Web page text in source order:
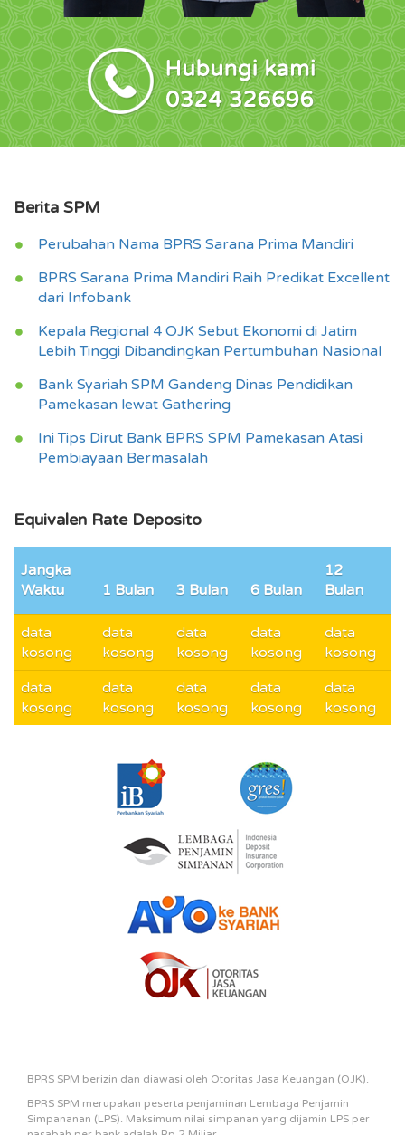
Berita SPM
Perubahan Nama BPRS Sarana Prima Mandiri
BPRS Sarana Prima Mandiri Raih Predikat Excellent
dari Infobank
Kepala Regional 4 OJK Sebut Ekonomi di Jatim
Lebih Tinggi Dibandingkan Pertumbuhan Nasional
Bank Syariah SPM Gandeng Dinas Pendidikan
Pamekasan lewat Gathering
Ini Tips Dirut Bank BPRS SPM Pamekasan Atasi
Pembiayaan Bermasalah
Equivalen Rate Deposito
Jangka
Waktu
1 Bulan 3 Bulan 6 Bulan
12
Bulan
data
kosong
data
kosong
data
kosong
data
kosong
data
kosong
data
kosong
data
kosong
data
kosong
data
kosong
data
kosong
BPRS SPM berizin dan diawasi oleh Otoritas Jasa Keuangan (OJK).
BPRS SPM merupakan peserta penjaminan Lembaga Penjamin
Simpananan (LPS). Maksimum nilai simpanan yang dijamin LPS per